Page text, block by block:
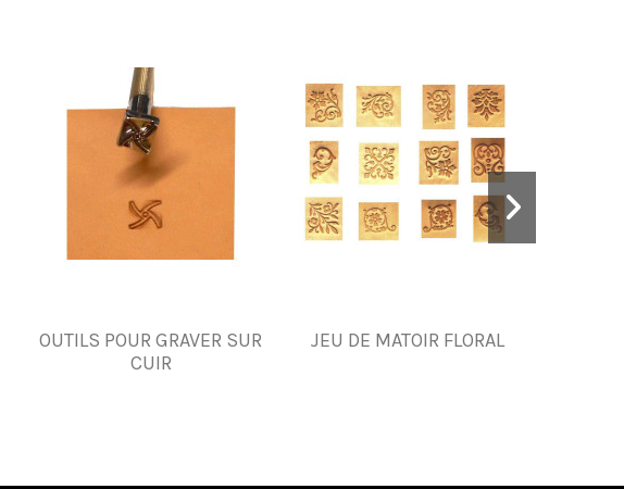
OUTILS POUR GRAVER SUR
CUIR
JEU DE MATOIR FLORAL